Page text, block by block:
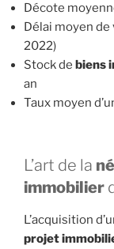
Décote
Délai moyen de
2022)
Stock de biens
an
Taux moyen
L’art de la
immobilier
L’acquisition
projet